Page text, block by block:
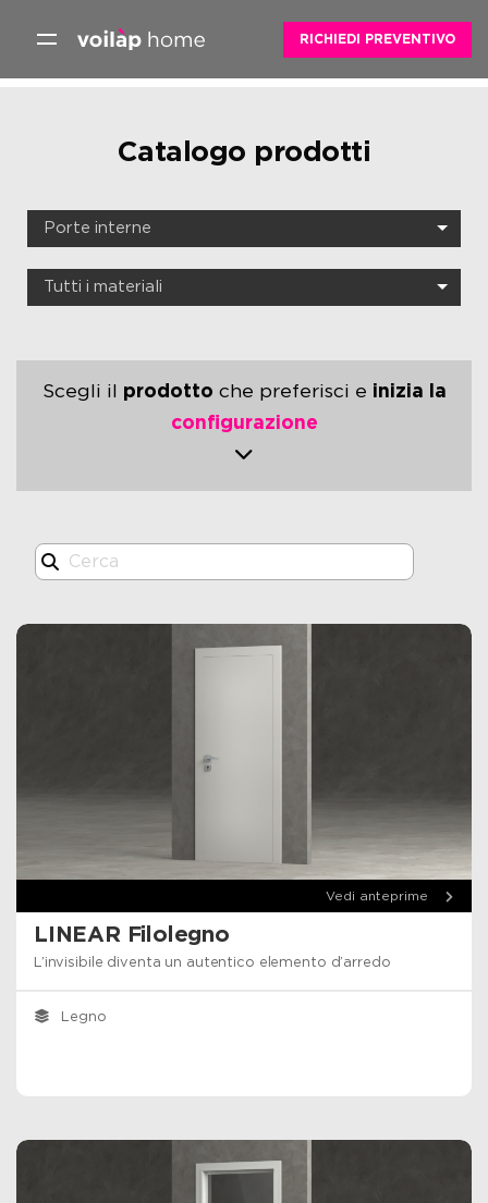
RICHIEDI PREVENTIVO
Catalogo prodotti
Scegli il prodotto che preferisci e inizia la
configurazione
Vedi anteprime
LINEAR Filolegno
L’invisibile diventa un autentico elemento d’arredo
Legno